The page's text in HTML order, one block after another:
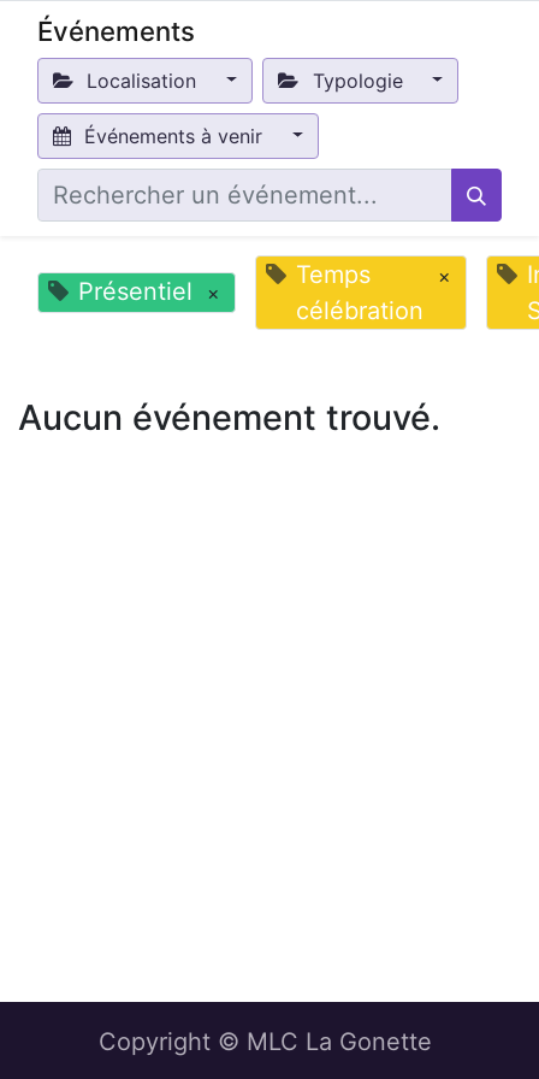
Événements
Localisation Typologie
Événements à venir
Présentiel ×
Temps
célébration
×
Aucun événement trouvé.
Copyright © MLC La Gonette